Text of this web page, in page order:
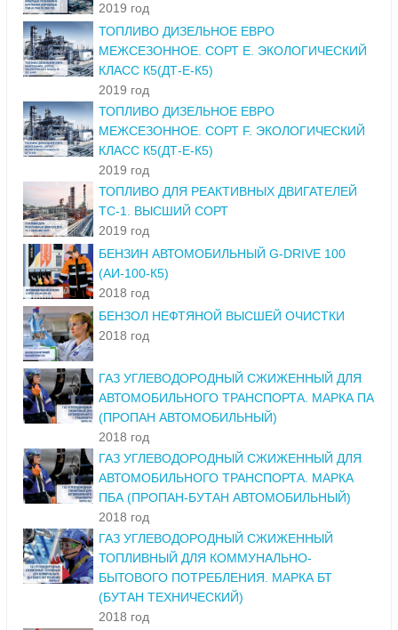
2019 год
ТОПЛИВО ДИЗЕЛЬНОЕ ЕВРО
МЕЖСЕЗОННОЕ. СОРТ Е. ЭКОЛОГИЧЕСКИЙ
КЛАСС К5(ДТ-Е-К5)
2019 год
ТОПЛИВО ДИЗЕЛЬНОЕ ЕВРО
МЕЖСЕЗОННОЕ. СОРТ F. ЭКОЛОГИЧЕСКИЙ
КЛАСС К5(ДТ-Е-К5)
2019 год
ТОПЛИВО ДЛЯ РЕАКТИВНЫХ ДВИГАТЕЛЕЙ
ТС-1. ВЫСШИЙ СОРТ
2019 год
БЕНЗИН АВТОМОБИЛЬНЫЙ G-DRIVE 100
(АИ-100-К5)
2018 год
БЕНЗОЛ НЕФТЯНОЙ ВЫСШЕЙ ОЧИСТКИ
2018 год
ГАЗ УГЛЕВОДОРОДНЫЙ СЖИЖЕННЫЙ ДЛЯ
АВТОМОБИЛЬНОГО ТРАНСПОРТА. МАРКА ПА
(ПРОПАН АВТОМОБИЛЬНЫЙ)
2018 год
ГАЗ УГЛЕВОДОРОДНЫЙ СЖИЖЕННЫЙ ДЛЯ
АВТОМОБИЛЬНОГО ТРАНСПОРТА. МАРКА
ПБА (ПРОПАН-БУТАН АВТОМОБИЛЬНЫЙ)
2018 год
ГАЗ УГЛЕВОДОРОДНЫЙ СЖИЖЕННЫЙ
ТОПЛИВНЫЙ ДЛЯ КОММУНАЛЬНО-
БЫТОВОГО ПОТРЕБЛЕНИЯ. МАРКА БТ
(БУТАН ТЕХНИЧЕСКИЙ)
2018 год